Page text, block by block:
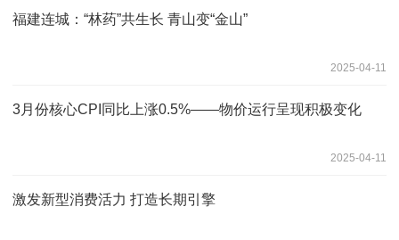
福建连城：“林药”共生长 青山变“金山”
2025-04-11
3月份核心CPI同比上涨0.5%——物价运行呈现积极变化
2025-04-11
激发新型消费活力 打造长期引擎